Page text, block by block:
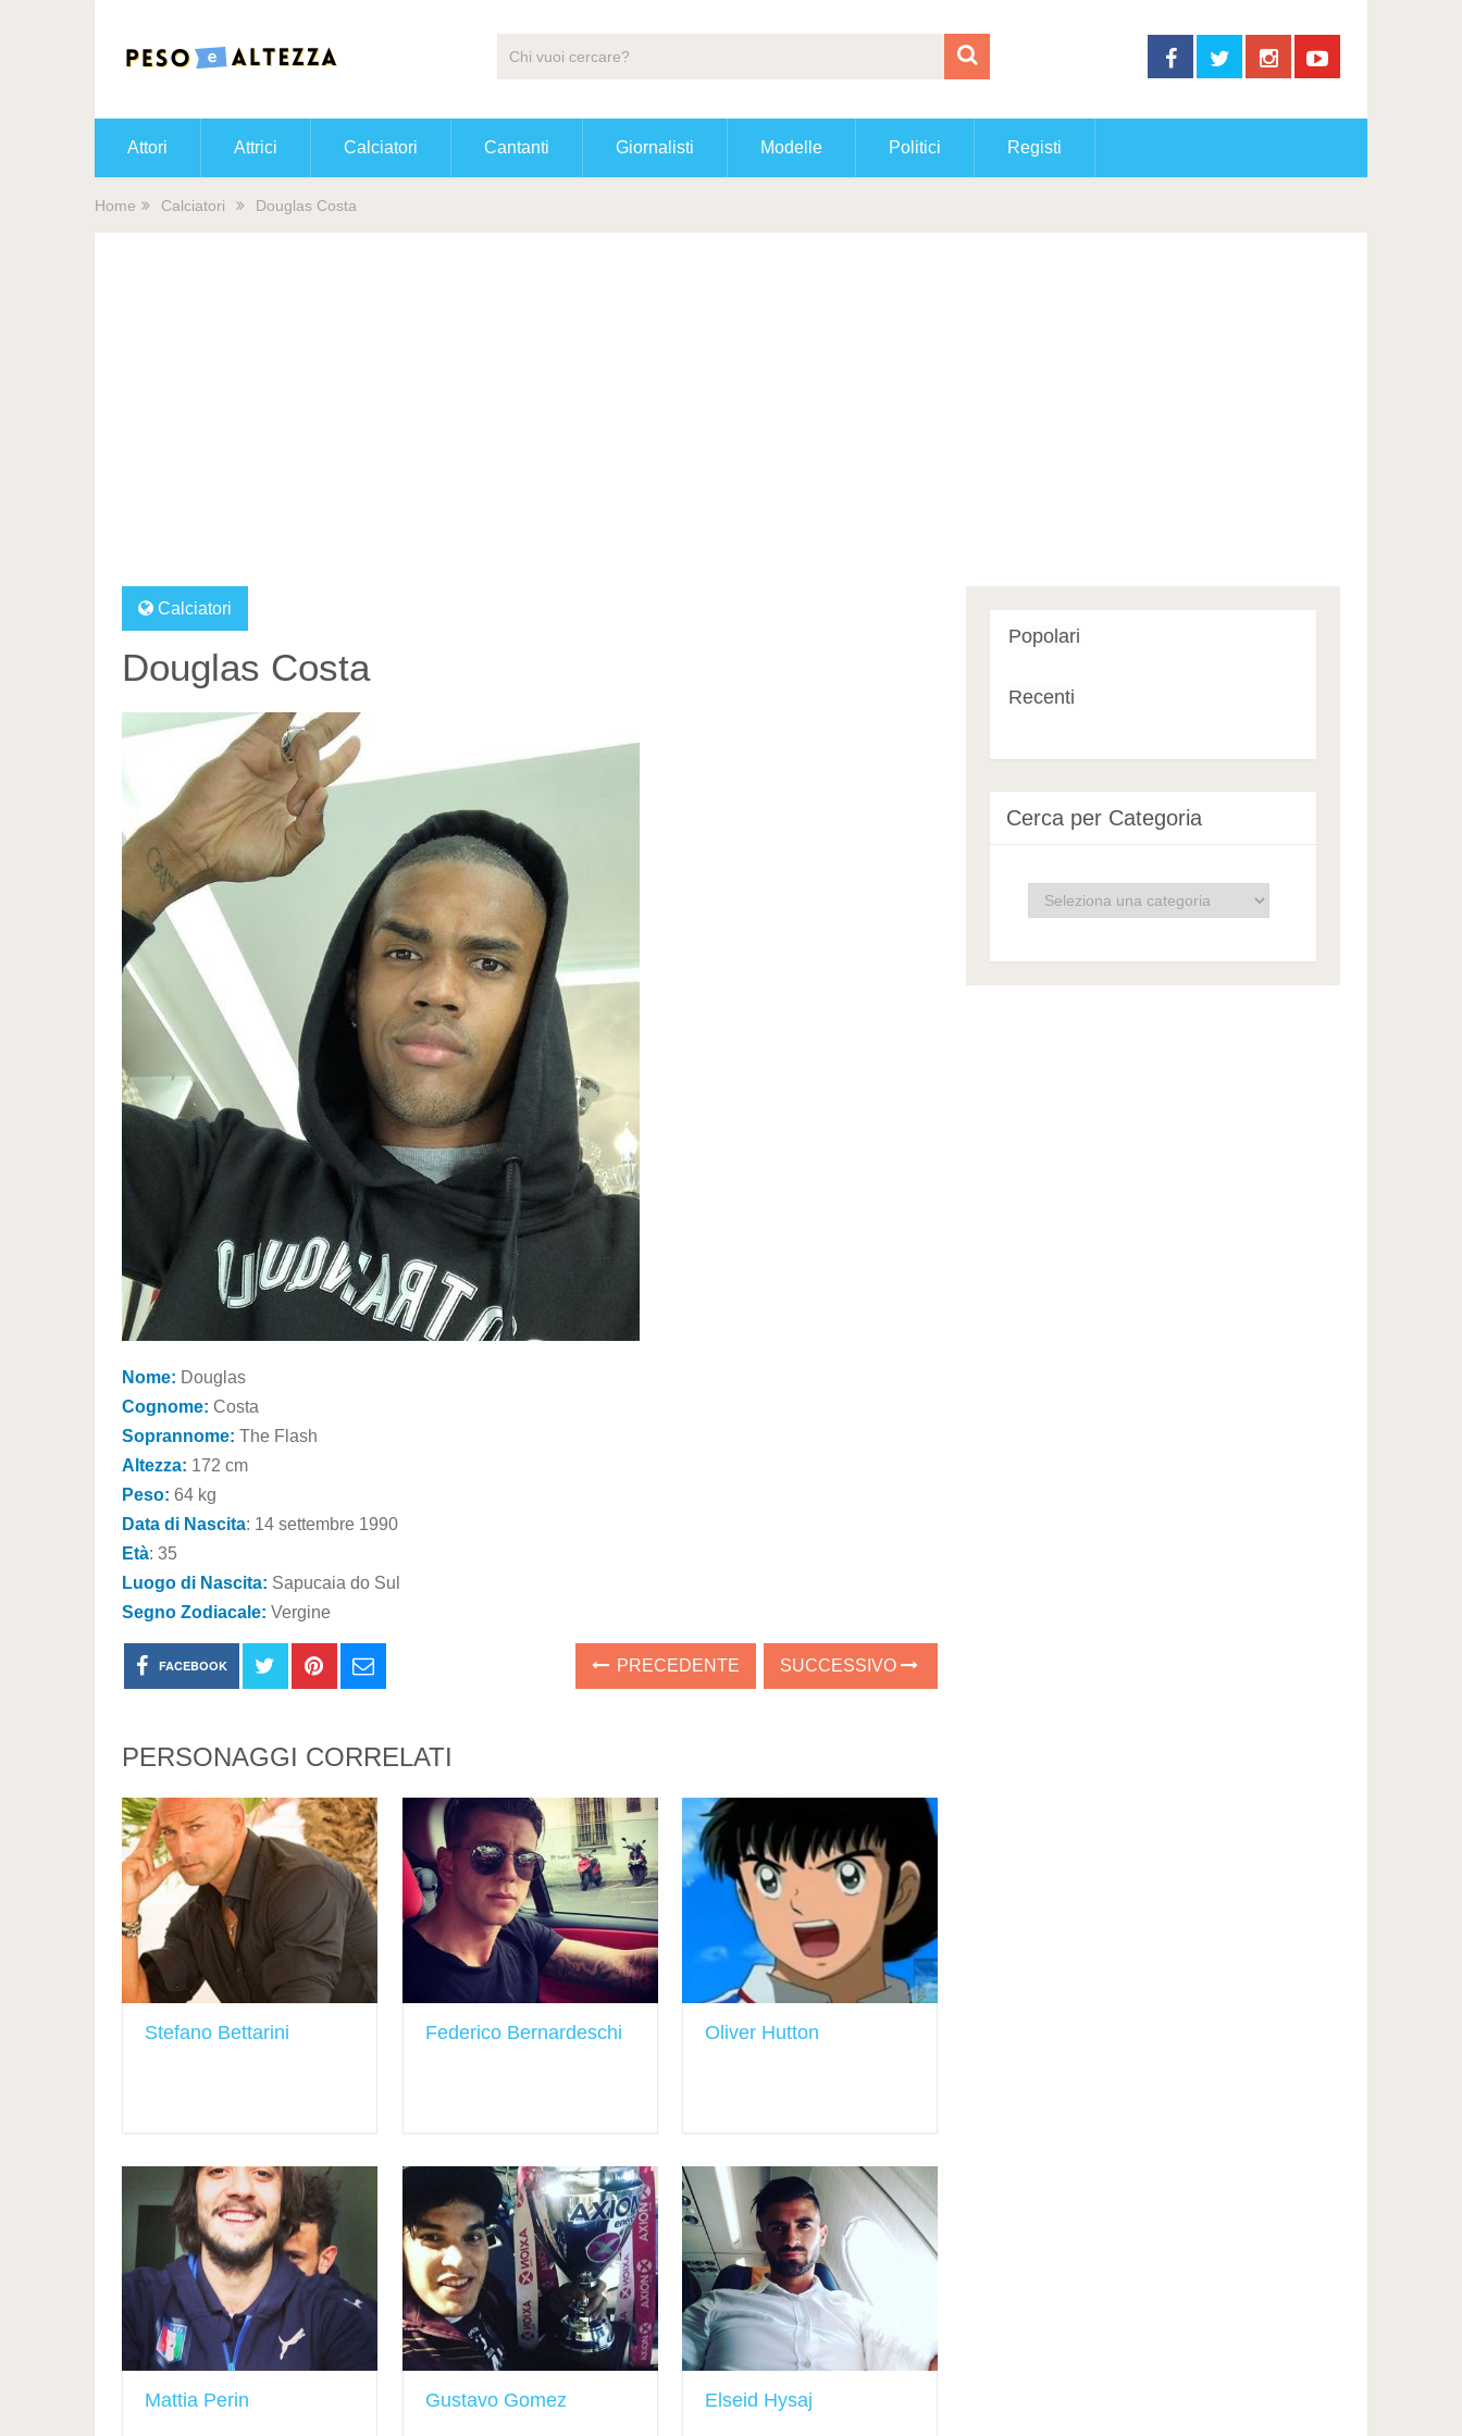
Attori Attrici Calciatori Cantanti Giornalisti Modelle Politici Registi
Home Calciatori Douglas Costa
Calciatori
Douglas Costa
Nome: Douglas
Cognome: Costa
Soprannome: The Flash
Altezza: 172 cm
Peso: 64 kg
Data di Nascita: 14 settembre 1990
Età: 35
Luogo di Nascita: Sapucaia do Sul
Segno Zodiacale: Vergine
FACEBOOK PRECEDENTE SUCCESSIVO
PERSONAGGI CORRELATI
Stefano Bettarini Federico Bernardeschi Oliver Hutton
Mattia Perin Gustavo Gomez Elseid Hysaj
Popolari
Recenti
Cerca per Categoria
Cerca
per